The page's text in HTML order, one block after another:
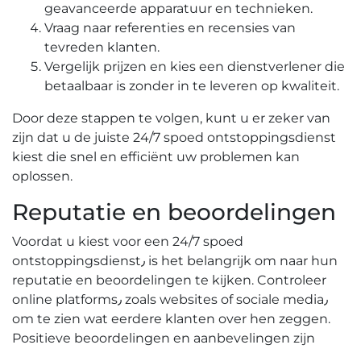
geavanceerde apparatuur en technieken.​
Vraag naar referenties en recensies van
tevreden klanten.​
Vergelijk prijzen en kies een dienstverlener die
betaalbaar is zonder in te leveren op kwaliteit.​
Door deze stappen te volgen, kunt u er zeker van
zijn dat u de juiste 24/7 spoed ontstoppingsdienst
kiest die snel en efficiënt uw problemen kan
oplossen.​
Reputatie en beoordelingen
Voordat u kiest voor een 24/7 spoed
ontstoppingsdienst٫ is het belangrijk om naar hun
reputatie en beoordelingen te kijken.​ Controleer
online platforms٫ zoals websites of sociale media٫
om te zien wat eerdere klanten over hen zeggen.
Positieve beoordelingen en aanbevelingen zijn